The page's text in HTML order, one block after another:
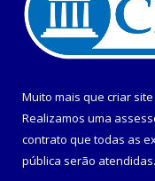
Muito mais que criar site
Realizamos uma
contrato que todas as
pública serão atendidas.